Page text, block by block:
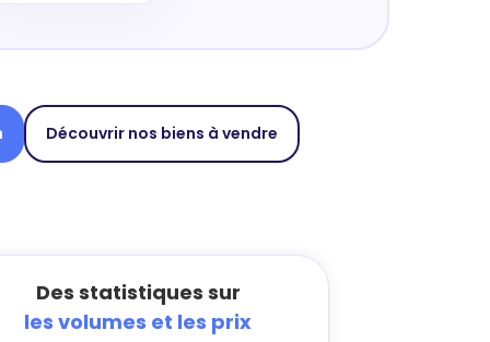
Découvrir nos biens à vendre
Des statistiques sur
les volumes et les prix